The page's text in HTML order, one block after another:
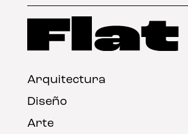
Arquitectura
Diseño
Arte